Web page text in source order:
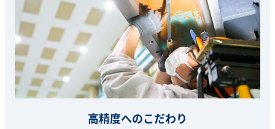
高精度へのこだわり